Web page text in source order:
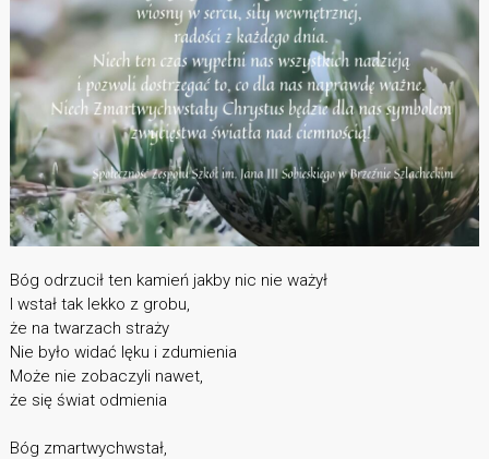
Bóg odrzucił ten kamień jakby nic nie ważył
I wstał tak lekko z grobu,
że na twarzach straży
Nie było widać lęku i zdumienia
Może nie zobaczyli nawet,
że się świat odmienia
Bóg zmartwychwstał,